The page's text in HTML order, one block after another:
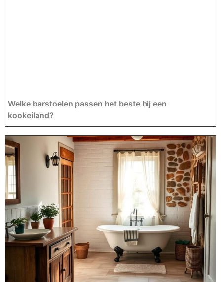
Welke barstoelen passen het beste bij een
kookeiland?